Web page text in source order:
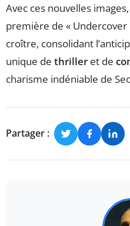
Avec ces nouvelles
première de « Undercover
croître, consolidant
unique de thriller et de
charisme indéniable de
Partager :